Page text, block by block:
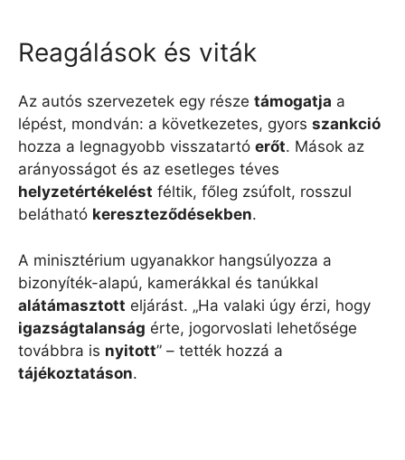
Reagálások és viták
Az autós szervezetek egy része támogatja a
lépést, mondván: a következetes, gyors szankció
hozza a legnagyobb visszatartó erőt. Mások az
arányosságot és az esetleges téves
helyzetértékelést féltik, főleg zsúfolt, rosszul
belátható kereszteződésekben.
A minisztérium ugyanakkor hangsúlyozza a
bizonyíték-alapú, kamerákkal és tanúkkal
alátámasztott eljárást. „Ha valaki úgy érzi, hogy
igazságtalanság érte, jogorvoslati lehetősége
továbbra is nyitott” – tették hozzá a
tájékoztatáson.